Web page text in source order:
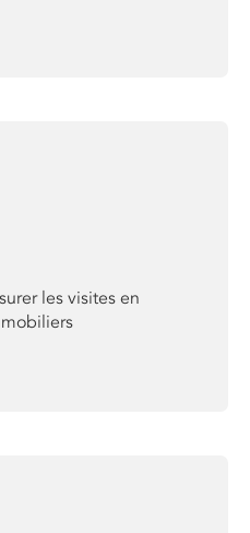
les visites en